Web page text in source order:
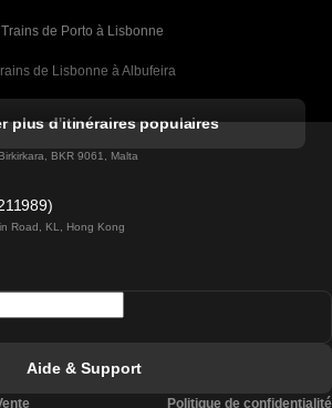
Trains de Porto à Lisbonne
de Lisbonne à Albufeira
Trains de Lisbonne à Lagos
de Lisbonne à Madrid
plus d'itinéraires populaires
1451)
BKR 9061, Malta
Road, KL, Hong Kong
Aide & Support
Politique de confidentialité